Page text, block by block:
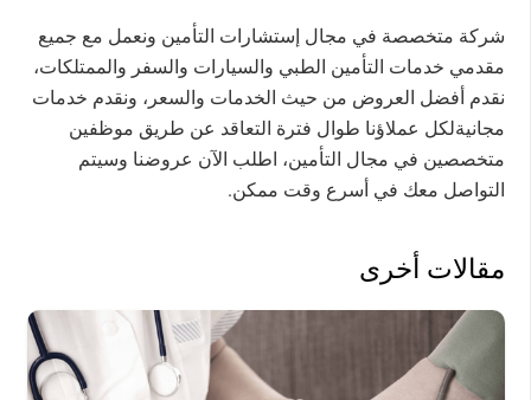
شركة متخصصة في مجال إستشارات التأمين ونعمل مع جميع
مقدمي خدمات التأمين الطبي والسيارات والسفر والممتلكات،
نقدم أفضل العروض من حيث الخدمات والسعر، ونقدم خدمات
مجانيةلكل عملاؤنا طوال فترة التعاقد عن طريق موظفين
متخصصين في مجال التأمين، اطلب الآن عروضنا وسيتم
التواصل معك في أسرع وقت ممكن.
مقالات أخرى